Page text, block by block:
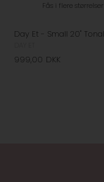
Fås i flere størrelser
999,00 DKK